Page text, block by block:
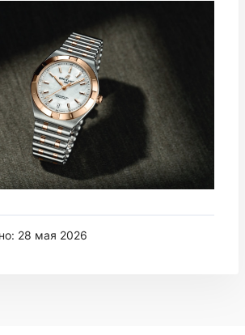
28 мая 2026